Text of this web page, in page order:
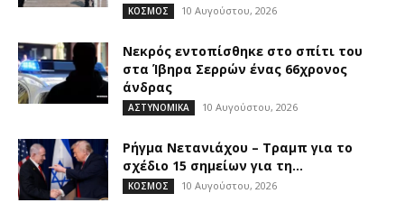
ΚΟΣΜΟΣ 10 Αυγούστου, 2026
Νεκρός εντοπίσθηκε στο σπίτι του
στα Ίβηρα Σερρών ένας 66χρονος
άνδρας
ΑΣΤΥΝΟΜΙΚΑ 10 Αυγούστου, 2026
Ρήγμα Νετανιάχου – Τραμπ για το
σχέδιο 15 σημείων για τη...
ΚΟΣΜΟΣ 10 Αυγούστου, 2026